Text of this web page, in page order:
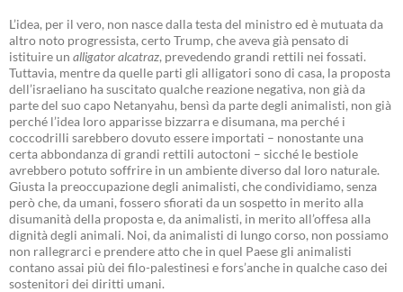
L’idea, per il vero, non nasce dalla testa del ministro ed è mutuata da
altro noto progressista, certo Trump, che aveva già pensato di
istituire un alligator alcatraz, prevedendo grandi rettili nei fossati.
Tuttavia, mentre da quelle parti gli alligatori sono di casa, la proposta
dell’israeliano ha suscitato qualche reazione negativa, non già da
parte del suo capo Netanyahu, bensì da parte degli animalisti, non già
perché l’idea loro apparisse bizzarra e disumana, ma perché i
coccodrilli sarebbero dovuto essere importati – nonostante una
certa abbondanza di grandi rettili autoctoni – sicché le bestiole
avrebbero potuto soffrire in un ambiente diverso dal loro naturale.
Giusta la preoccupazione degli animalisti, che condividiamo, senza
però che, da umani, fossero sfiorati da un sospetto in merito alla
disumanità della proposta e, da animalisti, in merito all’offesa alla
dignità degli animali. Noi, da animalisti di lungo corso, non possiamo
non rallegrarci e prendere atto che in quel Paese gli animalisti
contano assai più dei filo-palestinesi e fors’anche in qualche caso dei
sostenitori dei diritti umani.